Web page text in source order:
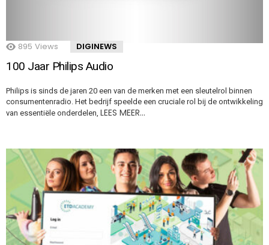
895 Views DIGINEWS
100 Jaar Philips Audio
Philips is sinds de jaren 20 een van de merken met een sleutelrol binnen
consumentenradio. Het bedrijf speelde een cruciale rol bij de ontwikkeling
van essentiële onderdelen, LEES MEER…